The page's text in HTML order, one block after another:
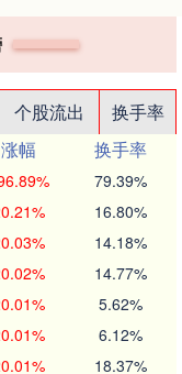
个股流出
换手率
涨幅
换手率
79.39%
16.80%
14.18%
14.77%
5.62%
6.12%
18.37%